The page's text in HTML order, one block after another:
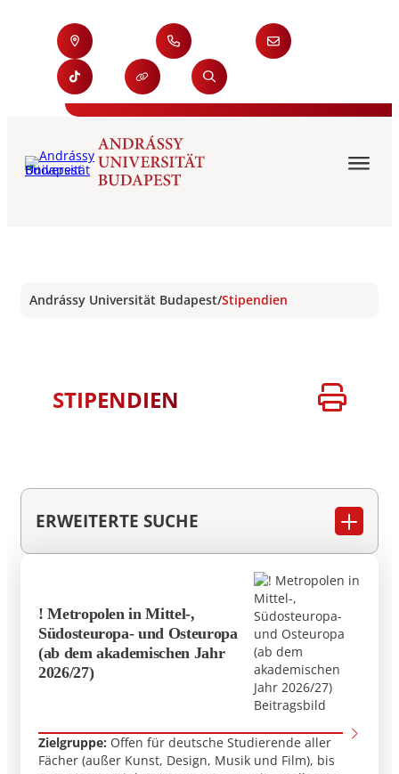
Andrássy Universität Budapest/Stipendien
STIPENDIEN
ERWEITERTE SUCHE
Status
Anordnung
Herkunftsland
! Metropolen in Mittel-,
Südosteuropa- und Osteuropa
(ab dem akademischen Jahr
2026/27)
Zielgruppe: Offen für deutsche Studierende aller
Fächer (außer Kunst, Design, Musik und Film), bis